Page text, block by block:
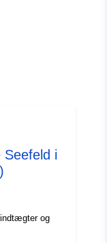
Seefeld i
og